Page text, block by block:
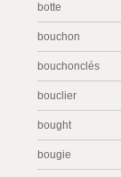
botte
bouchon
bouchonclés
bouclier
bought
bougie